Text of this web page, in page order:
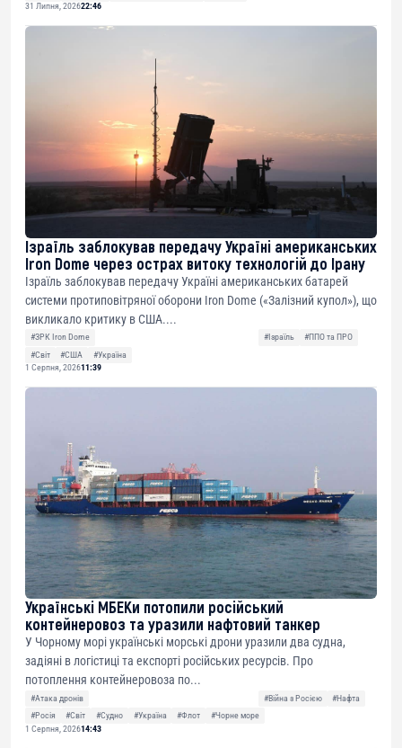
31 Липня, 202622:46
Ізраїль заблокував передачу Україні американських
Iron Dome через острах витоку технологій до Ірану
Ізраїль заблокував передачу Україні американських батарей
системи протиповітряної оборони Iron Dome («Залізний купол»), що
викликало критику в США....
#ЗРК Iron Dome #Ізраїль
#ППО та ПРО
#Світ
#США
#Україна
1 Серпня, 202611:39
Українські МБЕКи потопили російський
контейнеровоз та уразили нафтовий танкер
У Чорному морі українські морські дрони уразили два судна,
задіяні в логістиці та експорті російських ресурсів. Про
потоплення контейнеровоза по...
#Атака дронів #Війна з Росією
#Нафта
#Росія
#Світ #Судно #Україна #Флот
#Чорне море
1 Серпня, 202614:43